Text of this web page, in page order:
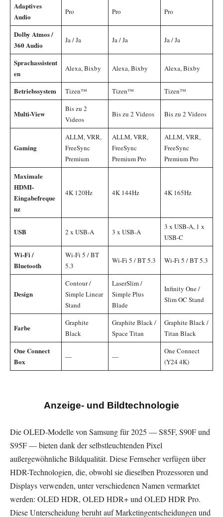
Adaptives
Audio
Pro Pro Pro
Dolby Atmos /
360 Audio
Ja / Ja Ja / Ja Ja / Ja
Sprachassistent
en
Alexa, Bixby Alexa, Bixby Alexa, Bixby
Betriebssystem Tizen™ Tizen™ Tizen™
Multi-View
Bis zu 2
Videos
Bis zu 2 Videos Bis zu 2 Videos
Gaming
ALLM, VRR,
FreeSync
Premium
ALLM, VRR,
FreeSync
Premium Pro
ALLM, VRR,
FreeSync
Premium Pro
Maximale
HDMI-
Eingabefreque
nz
4K 120Hz 4K 144Hz 4K 165Hz
USB 2 x USB-A 3 x USB-A
3 x USB-A, 1 x
USB-C
Wi-Fi /
Bluetooth
Wi-Fi 5 / BT
5.3
Wi-Fi 5 / BT 5.3 Wi-Fi 5 / BT 5.3
Design
Contour /
Simple Linear
Stand
LaserSlim /
Simple Plus
Blade
Infinity One /
Slim OC Stand
Farbe
Graphite
Black
Graphite Black /
Space Titan
Graphite Black /
Titan Black
One Connect
Box
— —
One Connect
(Y24 4K)
Anzeige- und Bildtechnologie
Die OLED-Modelle von Samsung für 2025 — S85F, S90F und
S95F — bieten dank der selbstleuchtenden Pixel
außergewöhnliche Bildqualität. Diese Fernseher verfügen über
HDR-Technologien, die, obwohl sie dieselben Prozessoren und
Displays verwenden, unter verschiedenen Namen vermarktet
werden: OLED HDR, OLED HDR+ und OLED HDR Pro.
Diese Unterscheidung beruht auf Marketingentscheidungen und